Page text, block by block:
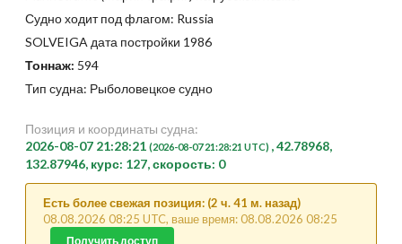
Судно ходит под флагом: Russia
SOLVEIGA дата постройки 1986
Тоннаж: 594
Тип судна: Рыболовецкое судно
Позиция и координаты судна:
2026-08-07 21:28:21 (2026-08-07 21:28:21 UTC) , 42.78968,
132.87946, курс: 127, скорость: 0
Есть более свежая позиция: (2 ч. 41 м. назад)
08.08.2026 08:25 UTC, ваше время: 08.08.2026 08:25
Получить доступ